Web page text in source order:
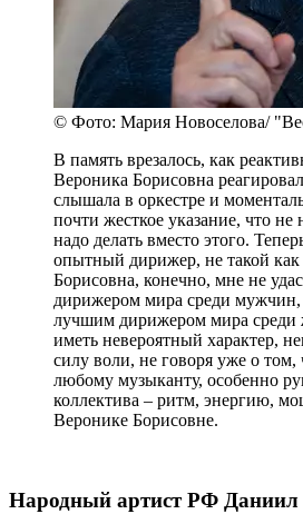
© Фото: Мария Новоселова/
В память врезалось, как
Вероника Борисовна
слышала в оркестре и
почти жесткое указание, что не
надо делать вместо этого.
опытный дирижер, не такой
Борисовна, конечно, мне не
дирижером мира среди мужчин,
лучшим дирижером мира
иметь невероятный характер,
силу воли, не говоря уже о том,
любому музыканту, особенно
коллектива – ритм, энергию,
Веронике Борисовне.
Народный артист РФ